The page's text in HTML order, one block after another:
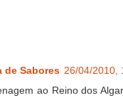
de Sabores 26/04/2010,
ao Reino dos